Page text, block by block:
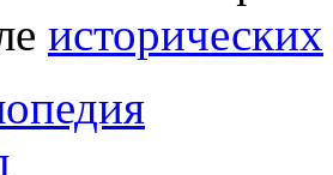
исторических